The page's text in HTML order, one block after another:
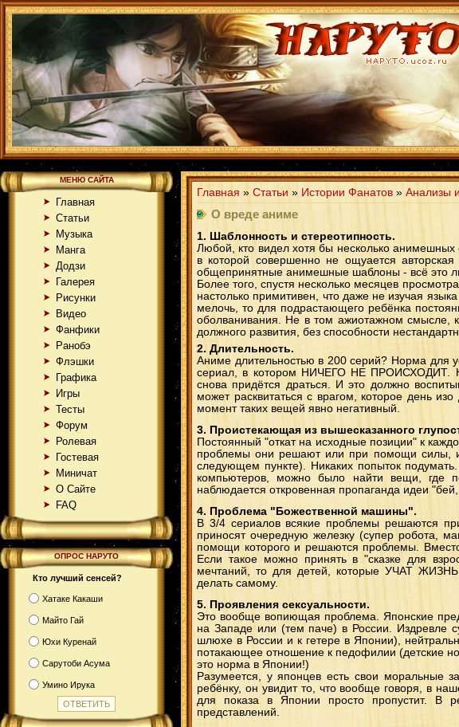
МЕНЮ САЙТА
Главная
Статьи
Музыка
Манга
Додзи
Галерея
Рисунки
Видео
Фанфики
Ранобэ
Флэшки
Графика
Игры
Тесты
Форум
Ролевая
Гостевая
Миничат
О Сайте
FAQ
ОПРОС НАРУТО
Кто лучший сенсей?
Хатаке Какаши
Майто Гай
Юхи Куренай
Сарутоби Асума
Умино Ирука
Главная » Статьи » Истории Фанатов » Анализы
О вреде аниме
1. Шаблонность и стереотипность.
Любой, кто видел хотя бы несколько
в которой совершенно не ощуается
общепринятные анимешные шаблоны - всё это
Более того, спустя несколько месяцев
настолько примитивен, что даже не изучая
мелочь, то для подрастающего ребёнка
оболванивания. Не в том ажиотажном смысле,
должного развития, без способности
2. Длительность.
Аниме длительностью в 200 серий? Норма для
сериал, в котором НИЧЕГО НЕ ПРОИСХОДИТ.
снова придётся драться. И это должно
может расквитаться с врагом, которое день
момент таких вещей явно негативный.
3. Проистекающая из вышесказанного
Постоянный "откат на исходные позиции" к
проблемы они решают или при помощи силы,
следующем пункте). Никаких попыток
компьютеров, можно было найти вещи, где
наблюдается откровенная пропаганда идеи
4. Проблема "Божественной машины".
В 3/4 сериалов всякие проблемы решаются
приносят очередную железку (супер робота,
помощи которого и решаются проблемы.
Если такое можно принять в "сказке для
мечтаний, то для детей, которые УЧАТ
делать самому.
5. Проявления сексуальности.
Это вообще вопиющая проблема. Японские
на Западе или (тем паче) в России. Издревле
шлюхе в России и к гетере в Японии),
потакающее отношение к педофилии (детские
это норма в Японии!)
Разумеется, у японцев есть свои моральные
ребёнку, он увидит то, что вообще говоря, в
для показа в Японии просто пропустит. В
представлений.